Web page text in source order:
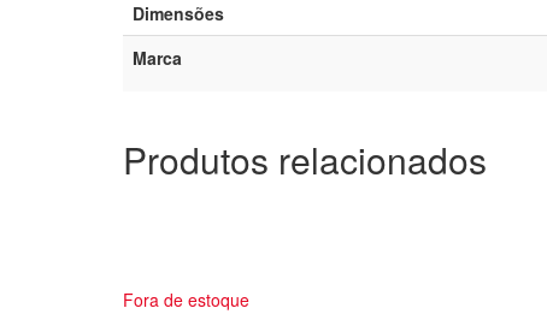
Dimensões
Marca
Produtos relacionados
Fora de estoque